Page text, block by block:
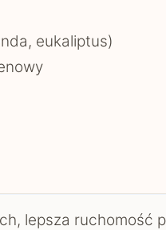
eukaliptus)
lepsza ruchomość